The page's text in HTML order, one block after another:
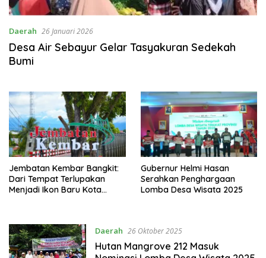
Daerah 26 Januari 2026
Desa Air Sebayur Gelar Tasyakuran Sedekah
Bumi
Jembatan Kembar Bangkit:
Dari Tempat Terlupakan
Menjadi Ikon Baru Kota
Gubernur Helmi Hasan
Serahkan Penghargaan
Lomba Desa Wisata 2025
Daerah 26 Oktober 2025
Hutan Mangrove 212 Masuk